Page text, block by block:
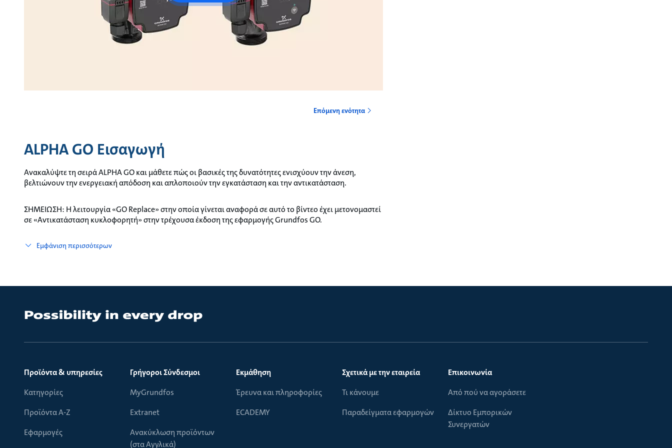
Επόμενη ενότητα
ALPHA GO Εισαγωγή
Ανακαλύψτε τη σειρά ALPHA GO και μάθετε πώς οι βασικές της δυνατότητες ενισχύουν την άνεση,
βελτιώνουν την ενεργειακή απόδοση και απλοποιούν την εγκατάσταση και την αντικατάσταση.
ΣΗΜΕΙΩΣΗ: Η λειτουργία «GO Replace» στην οποία γίνεται αναφορά σε αυτό το βίντεο έχει μετονομαστεί
σε «Αντικατάσταση κυκλοφορητή» στην τρέχουσα έκδοση της εφαρμογής Grundfos GO.
Εμφάνιση περισσότερων
Προϊόντα & υπηρεσίες
Κατηγορίες
Προϊόντα Α-Ζ
Εφαρμογές
Γρήγοροι Σύνδεσμοι
MyGrundfos
Extranet
Ανακύκλωση προϊόντων
(στα Αγγλικά)
Εκμάθηση
Έρευνα και πληροφορίες
ECADEMY
Σχετικά με την εταιρεία
Τι κάνουμε
Παραδείγματα εφαρμογών
Επικοινωνία
Από πού να αγοράσετε
Δίκτυο Εμπορικών
Συνεργατών